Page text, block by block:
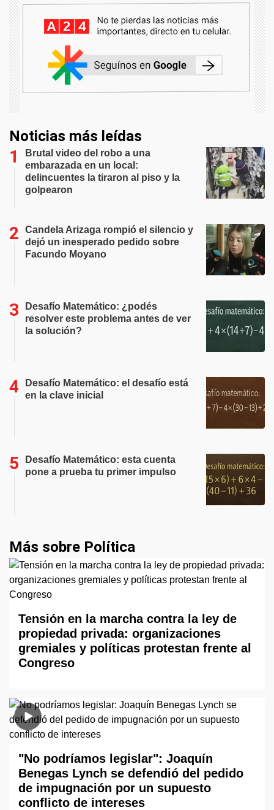
Noticias más leídas
Brutal video del robo a una
embarazada en un local:
delincuentes la tiraron al piso y la
golpearon
Candela Arizaga rompió el silencio y
dejó un inesperado pedido sobre
Facundo Moyano
Desafío Matemático: ¿podés
resolver este problema antes de ver
la solución?
Desafío Matemático: el desafío está
en la clave inicial
Desafío Matemático: esta cuenta
pone a prueba tu primer impulso
Más sobre Política
Tensión en la marcha contra la ley de
propiedad privada: organizaciones
gremiales y políticas protestan frente al
Congreso
"No podríamos legislar": Joaquín
Benegas Lynch se defendió del pedido
de impugnación por un supuesto
conflicto de intereses